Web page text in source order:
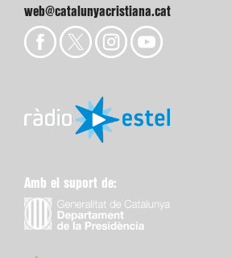
web@catalunyacristiana.cat
Amb el suport de: